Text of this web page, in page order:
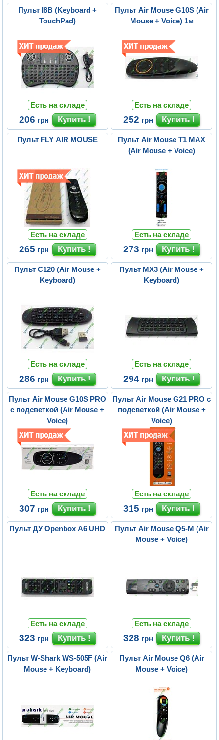
Пульт I8B (Keyboard +
TouchPad)
Есть на складе
206 грн
Пульт Air Mouse G10S (Air
Mouse + Voice) 1м
Есть на складе
252 грн
Пульт FLY AIR MOUSE
Есть на складе
265 грн
Пульт Air Mouse T1 MAX
(Air Mouse + Voice)
Есть на складе
273 грн
Пульт C120 (Air Mouse +
Keyboard)
Есть на складе
286 грн
Пульт MX3 (Air Mouse +
Keyboard)
Есть на складе
294 грн
Пульт Air Mouse G10S PRO
с подсветкой (Air Mouse +
Voice)
Есть на складе
307 грн
Пульт Air Mouse G21 PRO с
подсветкой (Air Mouse +
Voice)
Есть на складе
315 грн
Пульт ДУ Openbox A6 UHD
Есть на складе
323 грн
Пульт Air Mouse Q5-M (Air
Mouse + Voice)
Есть на складе
328 грн
Пульт W-Shark WS-505F (Air
Mouse + Keyboard)
Пульт Air Mouse Q6 (Air
Mouse + Voice)